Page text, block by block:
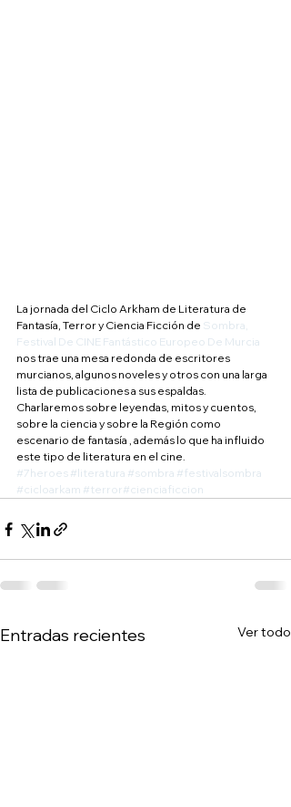
La jornada del Ciclo Arkham de Literatura de
Fantasía, Terror y Ciencia Ficción de Sombra,
Festival De CINE Fantástico Europeo De Murcia
nos trae una mesa redonda de escritores
murcianos, algunos noveles y otros con una larga
lista de publicaciones a sus espaldas.
Charlaremos sobre leyendas, mitos y cuentos,
sobre la ciencia y sobre la Región como
escenario de fantasía , además lo que ha influido
este tipo de literatura en el cine.
#7heroes #literatura #sombra #festivalsombra
#cicloarkam #terror #cienciaficcion
Entradas recientes Ver todo